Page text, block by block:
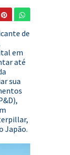
de
em
até
sua
Japão.